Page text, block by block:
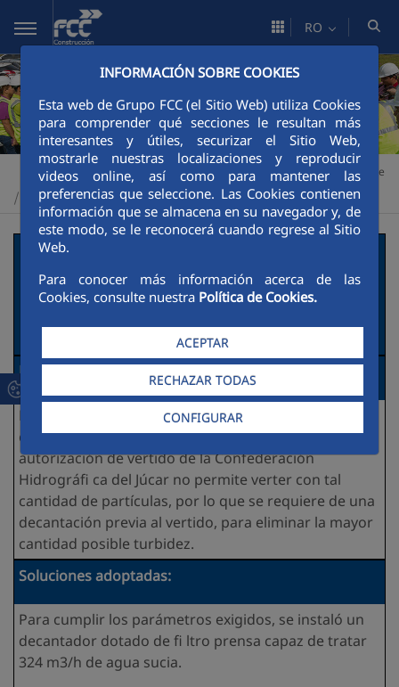
Skip to Main Content
INFORMACIÓN SOBRE COOKIES
Esta web de Grupo FCC (el Sitio Web) utiliza Cookies
para comprender qué secciones le resultan más
interesantes y útiles, securizar el Sitio Web,
mostrarle nuestras localizaciones y reproducir
videos online, así como para mantener las
preferencias que seleccione. Las Cookies contienen
información que se almacena en su navegador y, de
este modo, se le reconocerá cuando regrese al Sitio
Web.
Para conocer más información acerca de las
Cookies, consulte nuestra Política de Cookies.
ACEPTAR
RECHAZAR TODAS
CONFIGURAR
RO
Construcción > Sustenabilitate > Impulsores de la transición verde
Buenas prácticas
Cortes-La Muela II
Descripción de la actuación social y
ambiental.
Necesidades detectadas:
El agua que sale de la excavación de la caverna
contiene gran cantidad de sólidos en suspensión, y la
autorización de vertido de la Confederación
Hidrográfi ca del Júcar no permite verter con tal
cantidad de partículas, por lo que se requiere de una
decantación previa al vertido, para eliminar la mayor
cantidad posible turbidez.
Soluciones adoptadas:
Para cumplir los parámetros exigidos, se instaló un
decantador dotado de fi ltro prensa capaz de tratar
324 m3/h de agua sucia.